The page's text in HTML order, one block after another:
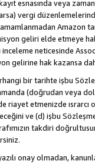
esnasında veya
vergi
Amazon
geliri elde etmeye
neticesinde
gelirine hak kazansa
bir tarihte işbu
(doğrudan veya
etmenizde ısrarcı
ve (d) işbu
takdiri
onay olmadan,